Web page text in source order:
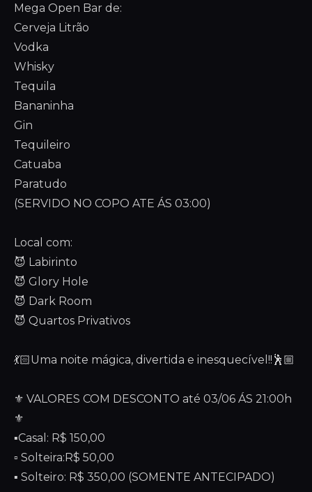
Mega Open Bar de:
Cerveja Litrão
Vodka
Whisky
Tequila
Bananinha
Gin
Tequileiro
Catuaba
Paratudo
(SERVIDO NO COPO ATE ÁS 03:00)
Local com:
😈 Labirinto
😈 Glory Hole
😈 Dark Room
😈 Quartos Privativos
💃🏻Uma noite mágica, divertida e inesquecível!!🕺🏼
⚜️ VALORES COM DESCONTO até 03/06 ÁS 21:00h
⚜️
▪️Casal: R$ 150,00
▫️ Solteira:R$ 50,00
▪️ Solteiro: R$ 350,00 (SOMENTE ANTECIPADO)